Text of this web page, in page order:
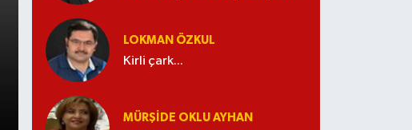
LOKMAN ÖZKUL
Kirli çark...
MÜRŞIDE OKLU AYHAN